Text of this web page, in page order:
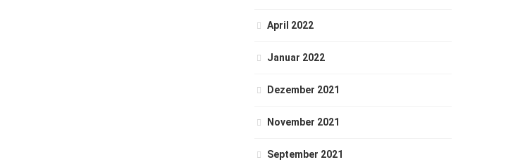
April 2022
Januar 2022
Dezember 2021
November 2021
September 2021